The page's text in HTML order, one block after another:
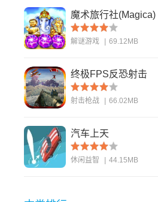
魔术旅行社(Magica)
解谜游戏 69.12MB
终极FPS反恐射击
(ULTIMATE FPS
Counter Terrorist S)
射击枪战 66.02MB
汽车上天
休闲益智 44.15MB